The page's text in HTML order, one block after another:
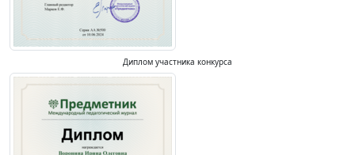
Диплом участника конкурса